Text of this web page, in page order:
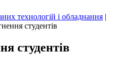
технологій і обладнання |
студентів
студентів